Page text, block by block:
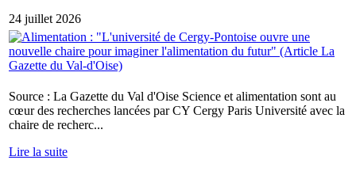
24 juillet 2026
Source : La Gazette du Val d'Oise Science et alimentation sont au
cœur des recherches lancées par CY Cergy Paris Université avec la
chaire de recherc...
Lire la suite